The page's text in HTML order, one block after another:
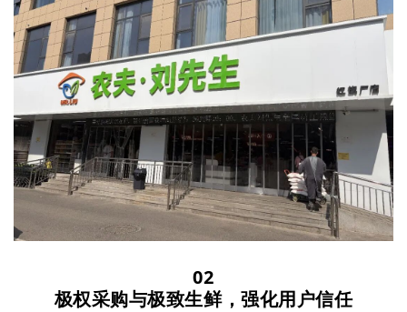
02
极权采购与极致生鲜，强化用户信任